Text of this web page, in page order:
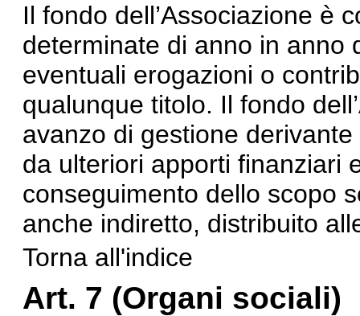
Il fondo dell’Associazione è
determinate di anno in anno
eventuali erogazioni o
qualunque titolo. Il fondo
avanzo di gestione
da ulteriori apporti finanziari
conseguimento dello scopo
anche indiretto, distribuito
Torna all'indice
Art. 7 (Organi sociali)